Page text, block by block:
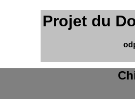
Projet du